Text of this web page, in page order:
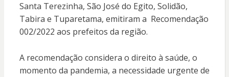
Santa Terezinha, São José do Egito, Solidão,
Tabira e Tuparetama, emitiram a Recomendação
002/2022 aos prefeitos da região.
A recomendação considera o direito à saúde, o
momento da pandemia, a necessidade urgente de